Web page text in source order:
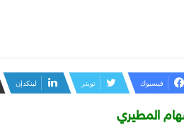
فيسبوك تويتر لينكدإن
المطيري